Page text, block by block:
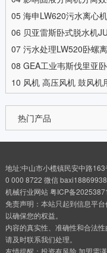
05 海申LW620污水离心
06 贝亚雷斯卧式脱水机
07 污水处理LW520卧螺
08 GEA工业韦斯伐里亚
10 风机 高压风机 鼓风机
热门产品
地址:中山市小榄镇民安中路
0 000 8722 微信
机械行业网站粤ICP备
免责声明：本站只起到信息平
以确保您的权益。
内容的真实性、准确性和合法
请及时联系我们处理。
友情提醒：投资有风险 加盟需